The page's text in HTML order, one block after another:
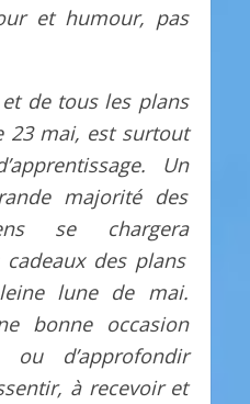
et humour, pas
et de tous les plans
23 mai, est surtout
Un
majorité des
se chargera
cadeaux des plans
lune de mai.
bonne occasion
d’approfondir
à recevoir et